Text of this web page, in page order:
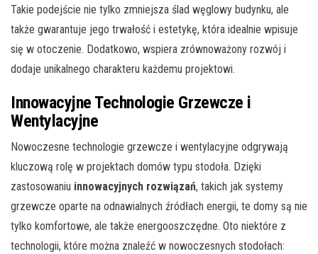
Takie podejście nie tylko zmniejsza ślad węglowy budynku, ale
także gwarantuje jego trwałość i estetykę, która idealnie wpisuje
się w otoczenie. Dodatkowo, wspiera zrównoważony rozwój i
dodaje unikalnego charakteru każdemu projektowi.
Innowacyjne Technologie Grzewcze i
Wentylacyjne
Nowoczesne technologie grzewcze i wentylacyjne odgrywają
kluczową rolę w projektach domów typu stodoła. Dzięki
zastosowaniu innowacyjnych rozwiązań, takich jak systemy
grzewcze oparte na odnawialnych źródłach energii, te domy są nie
tylko komfortowe, ale także energooszczędne. Oto niektóre z
technologii, które można znaleźć w nowoczesnych stodołach: